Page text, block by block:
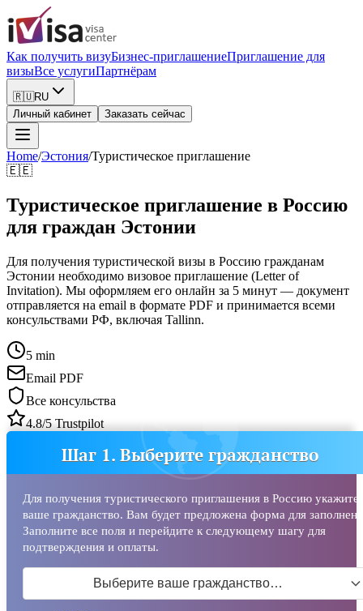
Как получить визуБизнес-приглашениеПриглашение для
визыВсе услугиПартнёрам
🇷🇺RU
Личный кабинет
Заказать сейчас
Home/Эстония/Туристическое приглашение
🇪🇪
Туристическое приглашение в Россию
для граждан Эстонии
Для получения туристической визы в Россию гражданам
Эстонии необходимо визовое приглашение (Letter of
Invitation). Мы оформляем его онлайн за 5 минут — документ
отправляется на email в формате PDF и принимается всеми
консульствами РФ, включая Tallinn.
5 min
Email PDF
Все консульства
4.8/5 Trustpilot
Шаг 1. Выберите гражданство
Для получения туристического приглашения в Россию укажите
ваше гражданство. Вам будет предложена форма для
Заполните все поля и перейдите к следующему шагу для
подтверждения и оплаты.
Выберите ваше гражданство…